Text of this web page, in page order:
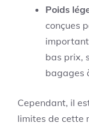
Poids
conçues
bas prix,
bagages
Cependant, il
limites de cette